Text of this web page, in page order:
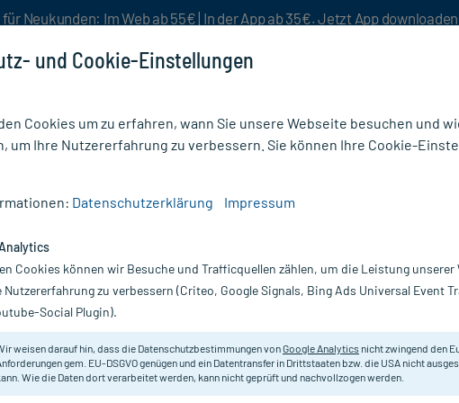
für Neukunden: Im Web ab 55€ | In der App ab 35€. Jetzt App downloaden
ML, 5 ml PRIALT 100 Mikrogramm/ml
Inhalt:
5
PZN:
Hersteller:
und Cookie-Einstellungen
Cookies um zu erfahren, wann Sie unsere Webseite besuchen und
um Ihre Nutzererfahrung zu verbessern. Sie können Ihre Cookie-
Datenschutzerklärung Impressum
Cookies können wir Besuche und Trafficquellen zählen, um die Leistung unserer
Nutzererfahrung zu verbessern (Criteo, Google Signals, Bing Ads Universal Event
Social Plugin).
weisen darauf hin, dass die Datenschutzbestimmungen vonGoogle Analytics nicht zwingend den
gem. EU-DSGVO genügen und ein Datentransfer in Drittstaaten bzw. die USA nicht
Wie die Daten dort verarbeitet werden, kann nicht geprüft und nachvollzogen werden.